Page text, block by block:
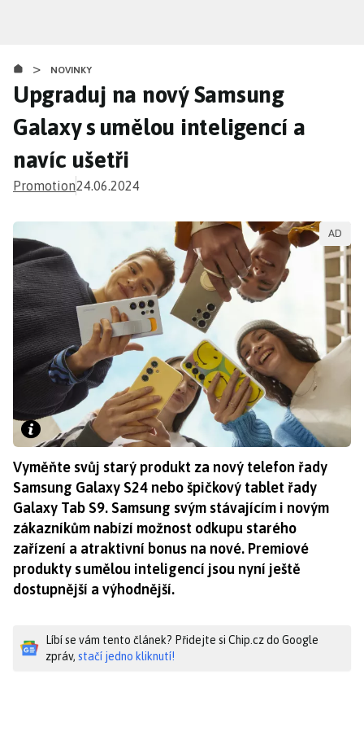
obsahu
> NOVINKY
Upgraduj na nový Samsung
Galaxy s umělou inteligencí a
navíc ušetři
Promotion24.06.2024
AD
Vyměňte svůj starý produkt za nový telefon řady
Samsung Galaxy S24 nebo špičkový tablet řady
Galaxy Tab S9. Samsung svým stávajícím i novým
zákazníkům nabízí možnost odkupu starého
zařízení a atraktivní bonus na nové. Premiové
produkty s umělou inteligencí jsou nyní ještě
dostupnější a výhodnější.
Líbí se vám tento článek? Přidejte si Chip.cz do Google
zpráv, stačí jedno kliknutí!